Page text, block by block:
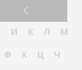
И К Л
М
Ф Х Ц
Ч